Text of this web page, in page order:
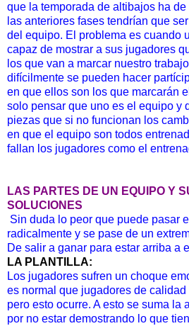
que la temporada de altibajos ha
las anteriores fases tendrían que
del equipo. El problema es cuando
capaz de mostrar a sus jugadores
los que van a marcar nuestro
difícilmente se pueden hacer
en que ellos son los que marcarán
solo pensar que uno es el equipo y
piezas que si no funcionan los
en que el equipo son todos
fallan los jugadores como el
LAS PARTES DE UN EQUIPO Y
SOLUCIONES
Sin duda lo peor que puede pasar
radicalmente y se pase de un
De salir a ganar para estar arriba a
LA PLANTILLA:
Los jugadores sufren un choque
es normal que jugadores de
pero esto ocurre. A esto se suma la
por no estar demostrando lo que